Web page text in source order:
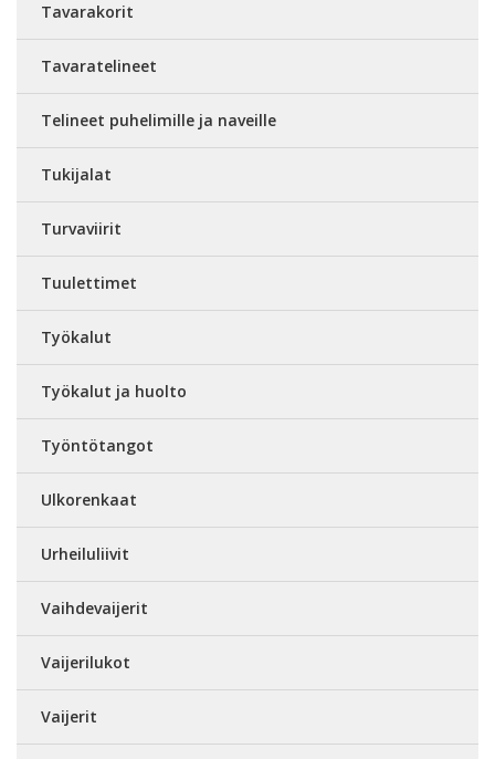
Tavarakorit
Tavaratelineet
Telineet puhelimille ja naveille
Tukijalat
Turvaviirit
Tuulettimet
Työkalut
Työkalut ja huolto
Työntötangot
Ulkorenkaat
Urheiluliivit
Vaihdevaijerit
Vaijerilukot
Vaijerit